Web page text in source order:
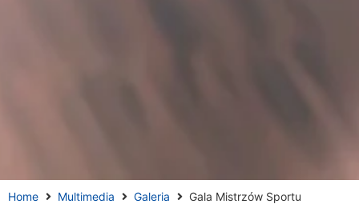
Home Multimedia Galeria Gala Mistrzów Sportu